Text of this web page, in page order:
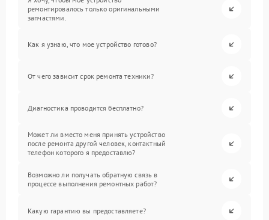
ремонтировалось только оригинальными
запчастями.
Как я узнаю, что мое устройство готово?
От чего зависит срок ремонта техники?
Диагностика проводится бесплатно?
Может ли вместо меня принять устройство
после ремонта другой человек, контактный
телефон которого я предоставлю?
Возможно ли получать обратную связь в
процессе выполнения ремонтных работ?
Какую гарантию вы предоставляете?